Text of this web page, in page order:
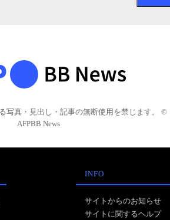
写真・見出し・記事の無断使用を禁じます。 ©
AFPBB News
INFO
サイトからのお知らせ
サイトに関するヘルプ